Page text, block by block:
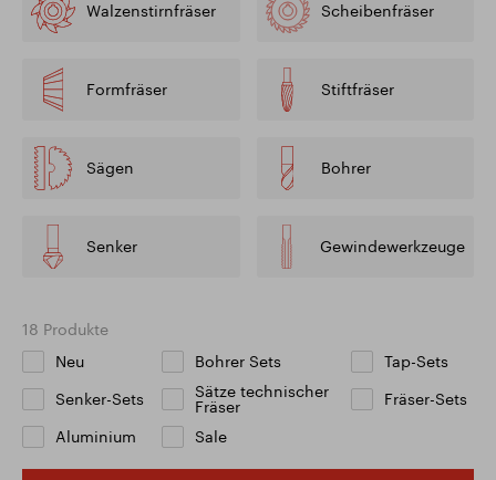
Walzenstirnfräser Scheibenfräser
Formfräser Stiftfräser
Sägen Bohrer
Senker Gewindewerkzeuge
18 Produkte
Neu
Bohrer Sets
Tap-Sets
Senker-Sets
Sätze technischer
Fräser
Fräser-Sets
Aluminium
Sale